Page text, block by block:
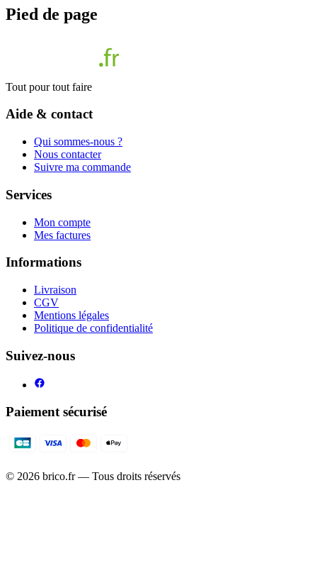
Pied de page
Tout pour tout faire
Aide & contact
Qui sommes-nous ?
Nous contacter
Suivre ma commande
Services
Mon compte
Mes factures
Informations
Livraison
CGV
Mentions légales
Politique de confidentialité
Suivez-nous
Paiement sécurisé
© 2026 brico.fr — Tous droits réservés